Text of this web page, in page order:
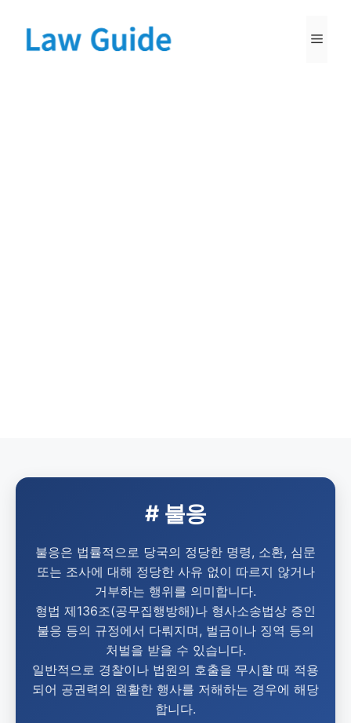
# 불응
불응은 법률적으로 당국의 정당한 명령, 소환, 심문
또는 조사에 대해 정당한 사유 없이 따르지 않거나
거부하는 행위를 의미합니다.
형법 제136조(공무집행방해)나 형사소송법상 증인
불응 등의 규정에서 다뤄지며, 벌금이나 징역 등의
처벌을 받을 수 있습니다.
일반적으로 경찰이나 법원의 호출을 무시할 때 적용
되어 공권력의 원활한 행사를 저해하는 경우에 해당
합니다.